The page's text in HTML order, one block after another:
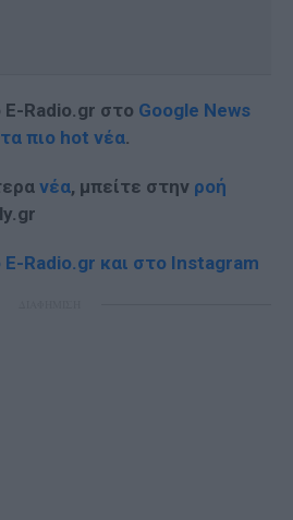
Radio.gr στο Google News
τα πιο hot νέα.
νέα, μπείτε στην ροή
Radio.gr και στο Instagram